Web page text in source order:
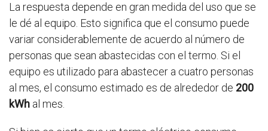
La respuesta depende en gran medida del uso que se
le dé al equipo. Esto significa que el consumo puede
variar considerablemente de acuerdo al número de
personas que sean abastecidas con el termo. Si el
equipo es utilizado para abastecer a cuatro personas
al mes, el consumo estimado es de alrededor de 200
kWh al mes.